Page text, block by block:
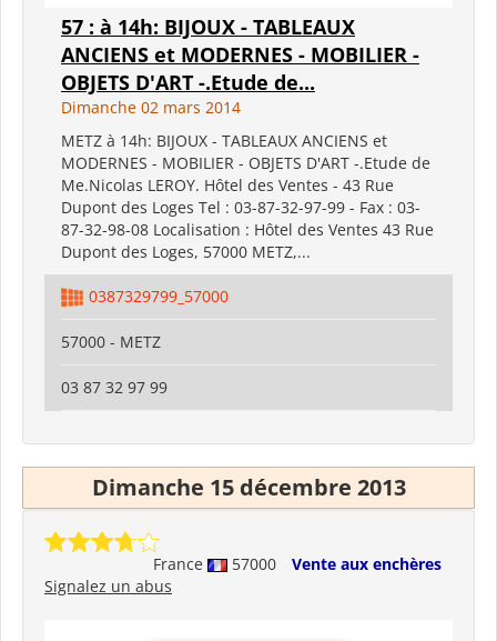
57 : à 14h: BIJOUX - TABLEAUX
ANCIENS et MODERNES - MOBILIER -
OBJETS D'ART -.Etude de...
Dimanche 02 mars 2014
METZ à 14h: BIJOUX - TABLEAUX ANCIENS et
MODERNES - MOBILIER - OBJETS D'ART -.Etude de
Me.Nicolas LEROY. Hôtel des Ventes - 43 Rue
Dupont des Loges Tel : 03-87-32-97-99 - Fax : 03-
87-32-98-08 Localisation : Hôtel des Ventes 43 Rue
Dupont des Loges, 57000 METZ,...
0387329799_57000
57000 - METZ
03 87 32 97 99
Dimanche 15 décembre 2013
France 57000
Vente aux enchères
Signalez un abus